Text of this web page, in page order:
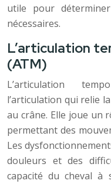
utile pour
nécessaires.
L’articulation
(ATM)
L’articulation
l’articulation qui relie
au crâne. Elle joue un
permettant des
Les
douleurs et des
capacité du cheval à